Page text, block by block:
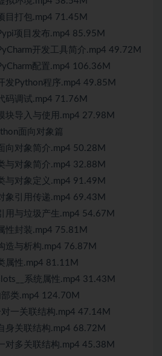
目打包.mp4 71.45M
项目发布.mp4 85.95M
开发工具简介.mp4 49.72M
配置.mp4 106.36M
发Python程序.mp4 49.85M
码调试.mp4 71.76M
块导入与使用.mp4 27.98M
面向对象篇
向对象简介.mp4 50.28M
与对象简介.mp4 32.88M
与对象定义.mp4 91.49M
象引用传递.mp4 69.43M
用与垃圾产生.mp4 54.67M
性封装.mp4 75.81M
造与析构.mp4 76.87M
属性.mp4 81.11M
系统属性.mp4 31.43M
类.mp4 124.70M
一关联结构.mp4 47.14M
身关联结构.mp4 68.72M
对多关联结构.mp4 45.38M